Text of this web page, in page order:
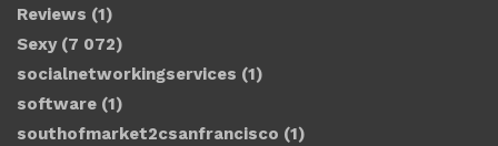
Reviews (1)
Sexy(7 072)
socialnetworkingservices (1)
software (1)
southofmarket2csanfrancisco (1)